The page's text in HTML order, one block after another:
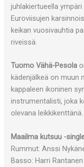
juhlakiertueella
Euroviisujen
keikan vuosivauhtia
riveissä.
Tuomo Vähä-Pesola
kädenjälkeä on muun
kappaleen ikoninen
instrumentalisti, joka
olevana leikkikenttänä.
Maailma kutsuu -
Rummut: Anssi
Basso: Harri Rantanen